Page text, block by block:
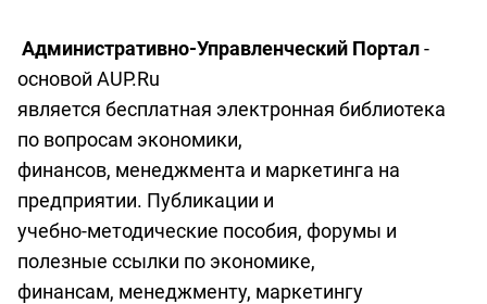
Административно-Управленческий Портал-
основой AUP.Ru
является бесплатная электронная библиотека
по вопросам экономики,
финансов, менеджмента и маркетинга на
предприятии. Публикации и
учебно-методические пособия, форумы и
полезные ссылки по экономике,
финансам, менеджменту, маркетингу